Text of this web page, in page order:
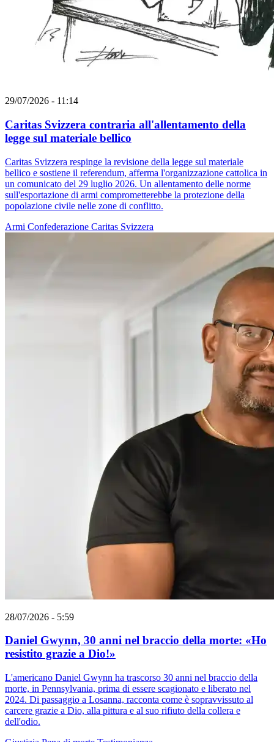
29/07/2026 - 11:14
Caritas Svizzera contraria all'allentamento della
legge sul materiale bellico
Caritas Svizzera respinge la revisione della legge sul materiale
bellico e sostiene il referendum, afferma l'organizzazione cattolica in
un comunicato del 29 luglio 2026. Un allentamento delle norme
sull'esportazione di armi comprometterebbe la protezione della
popolazione civile nelle zone di conflitto.
Armi Confederazione Caritas Svizzera
28/07/2026 - 5:59
Daniel Gwynn, 30 anni nel braccio della morte: «Ho
resistito grazie a Dio!»
L'americano Daniel Gwynn ha trascorso 30 anni nel braccio della
morte, in Pennsylvania, prima di essere scagionato e liberato nel
2024. Di passaggio a Losanna, racconta come è sopravvissuto al
carcere grazie a Dio, alla pittura e al suo rifiuto della collera e
dell'odio.